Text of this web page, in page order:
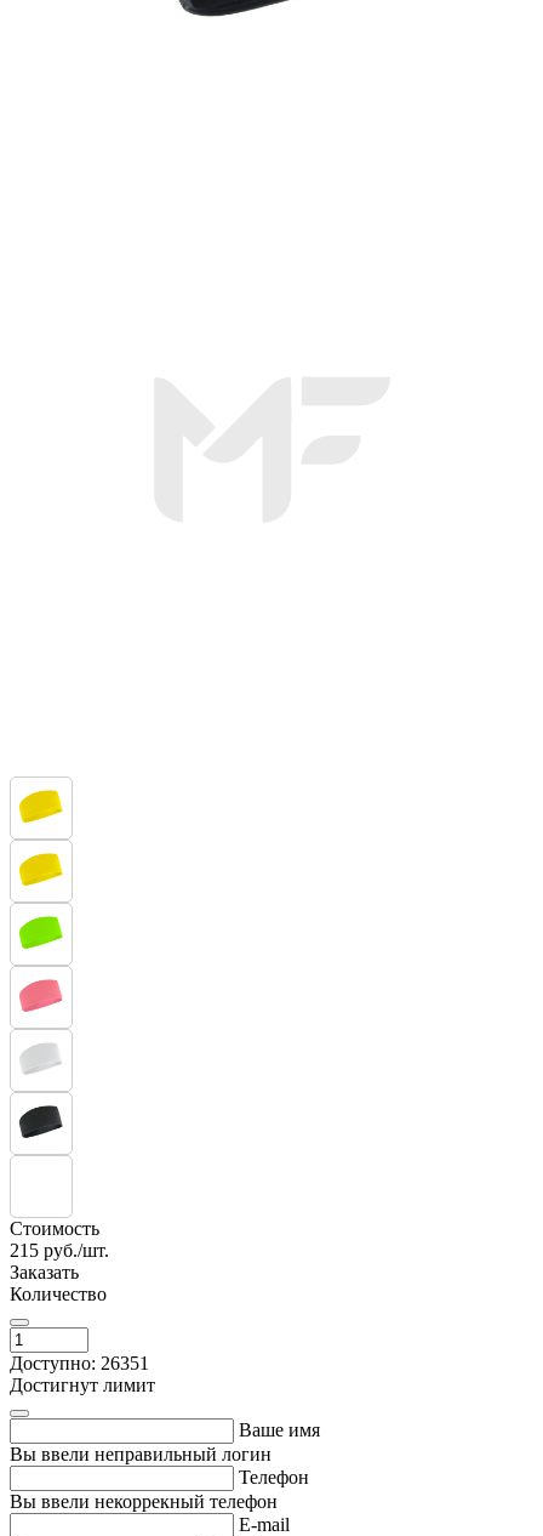
Стоимость
215 руб./шт.
Заказать
Количество
Доступно: 26351
Достигнут лимит
Ваше имя
Вы ввели неправильный логин
Телефон
Вы ввели некоррекный телефон
E-mail